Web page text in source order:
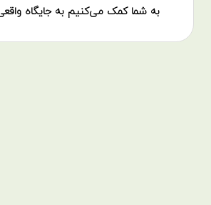
به شما کمک می‌کنیم به جایگاه